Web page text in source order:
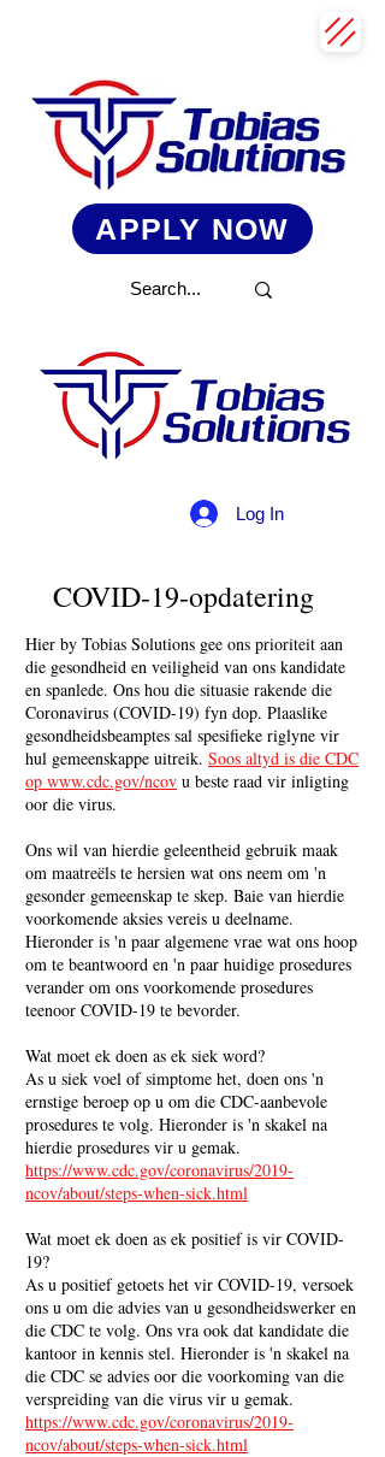
Log In
APPLY NOW
COVID-19-opdatering
Hier by Tobias Solutions gee ons prioriteit aan
die gesondheid en veiligheid van ons kandidate
en spanlede. Ons hou die situasie rakende die
Coronavirus (COVID-19) fyn dop. Plaaslike
gesondheidsbeamptes sal spesifieke riglyne vir
hul gemeenskappe uitreik. Soos altyd is die CDC
op www.cdc.gov/ncov u beste raad vir inligting
oor die virus.
Ons wil van hierdie geleentheid gebruik maak
om maatreëls te hersien wat ons neem om 'n
gesonder gemeenskap te skep. Baie van hierdie
voorkomende aksies vereis u deelname.
Hieronder is 'n paar algemene vrae wat ons hoop
om te beantwoord en 'n paar huidige prosedures
verander om ons voorkomende prosedures
teenoor COVID-19 te bevorder.
Wat moet ek doen as ek siek word?
As u siek voel of simptome het, doen ons 'n
ernstige beroep op u om die CDC-aanbevole
prosedures te volg. Hieronder is 'n skakel na
hierdie prosedures vir u gemak.
https://www.cdc.gov/coronavirus/2019-
ncov/about/steps-when-sick.html
Wat moet ek doen as ek positief is vir COVID-
19?
As u positief getoets het vir COVID-19, versoek
ons ​​u om die advies van u gesondheidswerker en
die CDC te volg. Ons vra ook dat kandidate die
kantoor in kennis stel. Hieronder is 'n skakel na
die CDC se advies oor die voorkoming van die
verspreiding van die virus vir u gemak.
https://www.cdc.gov/coronavirus/2019-
ncov/about/steps-when-sick.html